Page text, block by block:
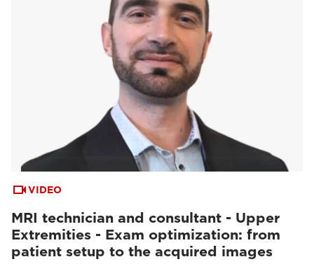
VIDEO
MRI technician and consultant - Upper
Extremities - Exam optimization: from
patient setup to the acquired images